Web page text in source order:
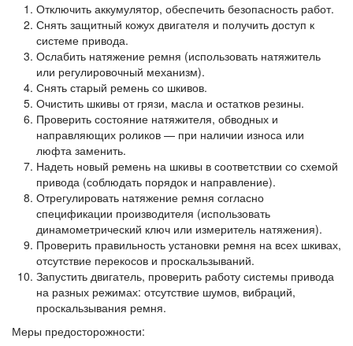
Отключить аккумулятор, обеспечить безопасность работ.
Снять защитный кожух двигателя и получить доступ к
системе привода.
Ослабить натяжение ремня (использовать натяжитель
или регулировочный механизм).
Снять старый ремень со шкивов.
Очистить шкивы от грязи, масла и остатков резины.
Проверить состояние натяжителя, обводных и
направляющих роликов — при наличии износа или
люфта заменить.
Надеть новый ремень на шкивы в соответствии со схемой
привода (соблюдать порядок и направление).
Отрегулировать натяжение ремня согласно
спецификации производителя (использовать
динамометрический ключ или измеритель натяжения).
Проверить правильность установки ремня на всех шкивах,
отсутствие перекосов и проскальзываний.
Запустить двигатель, проверить работу системы привода
на разных режимах: отсутствие шумов, вибраций,
проскальзывания ремня.
Меры предосторожности: